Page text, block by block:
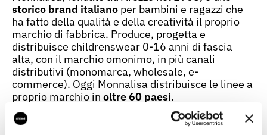
storico brand italiano per bambini e ragazzi che
ha fatto della qualità e della creatività il proprio
marchio di fabbrica. Produce, progetta e
distribuisce childrenswear 0-16 anni di fascia
alta, con il marchio omonimo, in più canali
distributivi (monomarca, wholesale, e-
commerce). Oggi Monnalisa distribuisce le linee a
proprio marchio in oltre 60 paesi.